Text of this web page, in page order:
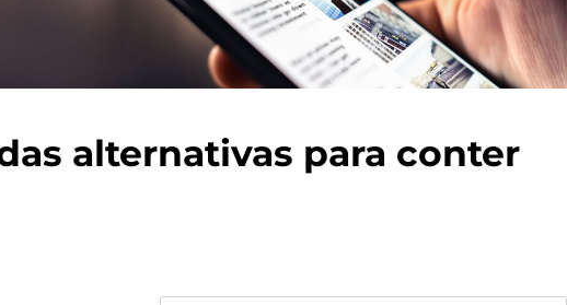
alternativas para conter